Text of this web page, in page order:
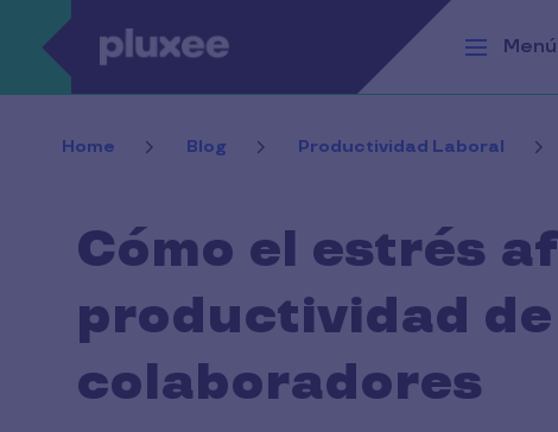
Pasar al contenido principal
Menú
Home Blog Productividad Laboral
Cómo el estrés
productividad
colaboradores